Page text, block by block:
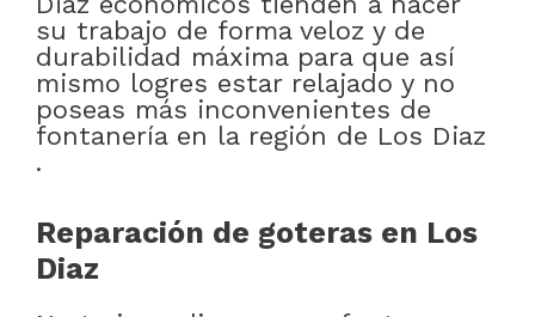
su trabajo de forma veloz y de
durabilidad máxima para que así
mismo logres estar relajado y no
poseas más inconvenientes de
fontanería en la región de Los Diaz
.
Reparación de goteras en Los
Diaz